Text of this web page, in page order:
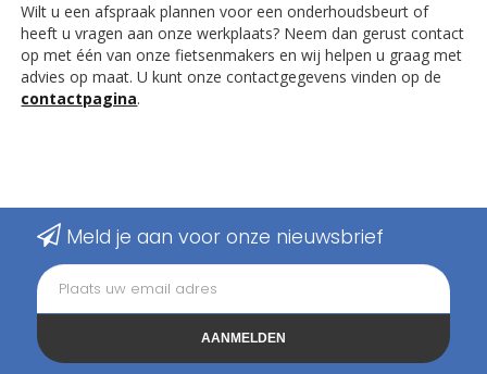
Wilt u een afspraak plannen voor een onderhoudsbeurt of
heeft u vragen aan onze werkplaats? Neem dan gerust contact
op met één van onze fietsenmakers en wij helpen u graag met
advies op maat. U kunt onze contactgegevens vinden op de
contactpagina.
Meld je aan voor onze nieuwsbrief
AANMELDEN